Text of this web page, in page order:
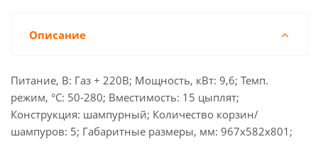
Описание
Питание, В: Газ + 220В; Мощность, кВт: 9,6; Темп.
режим, °С: 50-280; Вместимость: 15 цыплят;
Конструкция: шампурный; Количество корзин/
шампуров: 5; Габаритные размеры, мм: 967х582х801;